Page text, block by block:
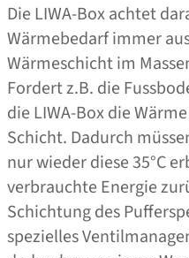
Die LIWA-Box achtet
Wärmebedarf immer
Wärmeschicht im
Fordert z.B. die
die LIWA-Box die
Schicht. Dadurch
nur wieder diese 35°C
verbrauchte Energie
Schichtung des
spezielles